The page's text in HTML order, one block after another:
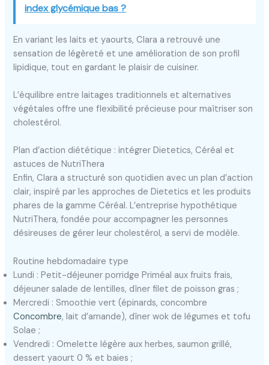
index glycémique bas ?
En variant les laits et yaourts, Clara a retrouvé une
sensation de légèreté et une amélioration de son profil
lipidique, tout en gardant le plaisir de cuisiner.
L’équilibre entre laitages traditionnels et alternatives
végétales offre une flexibilité précieuse pour maîtriser son
cholestérol.
Plan d’action diététique : intégrer Dietetics, Céréal et
astuces de NutriThera
Enfin, Clara a structuré son quotidien avec un plan d’action
clair, inspiré par les approches de Dietetics et les produits
phares de la gamme Céréal. L’entreprise hypothétique
NutriThera, fondée pour accompagner les personnes
désireuses de gérer leur cholestérol, a servi de modèle.
Routine hebdomadaire type
Lundi : Petit-déjeuner porridge Priméal aux fruits frais,
déjeuner salade de lentilles, dîner filet de poisson gras ;
Mercredi : Smoothie vert (épinards, concombre
Concombre, lait d’amande), dîner wok de légumes et tofu
Solae ;
Vendredi : Omelette légère aux herbes, saumon grillé,
dessert yaourt 0 % et baies ;